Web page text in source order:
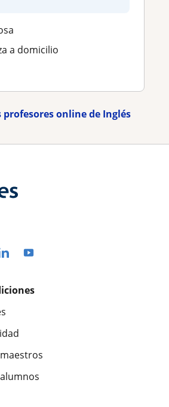
a domicilio
profesores online de Inglés